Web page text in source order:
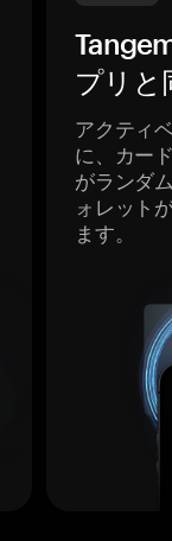
プリと
アクティ
に、カー
がランダ
ォレット
ます。